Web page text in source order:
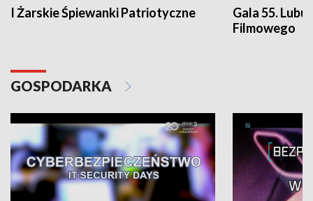
I Żarskie Śpiewanki Patriotyczne
Gala 55.
Filmowego
GOSPODARKA